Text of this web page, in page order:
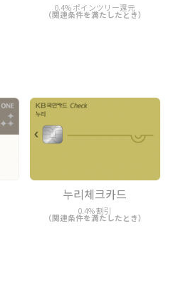
0.4% ポインツリー還元
（関連条件を満たしたとき）
누리체크카드
0.4% 割引
（関連条件を満たしたとき）